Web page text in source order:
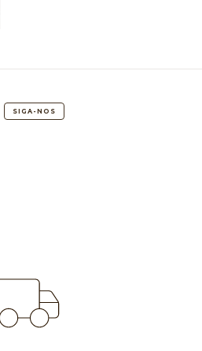
SIGA-NOS